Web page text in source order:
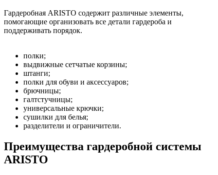
Гардеробная ARISTO содержит различные элементы,
помогающие организовать все детали гардероба и
поддерживать порядок.
полки;
выдвижные сетчатые корзины;
штанги;
полки для обуви и аксессуаров;
брючницы;
галтстучницы;
универсальные крючки;
сушилки для белья;
разделители и ограничители.
Преимущества гардеробной системы
ARISTO